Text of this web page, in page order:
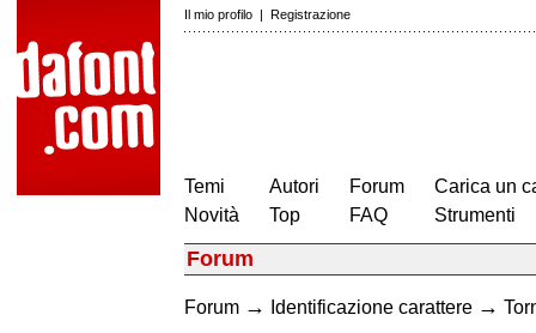
Il mio profilo | Registrazione
Temi
Novità
Autori
Top
Forum
FAQ
Carica un
Strumenti
Forum
Forum → Identificazione carattere →